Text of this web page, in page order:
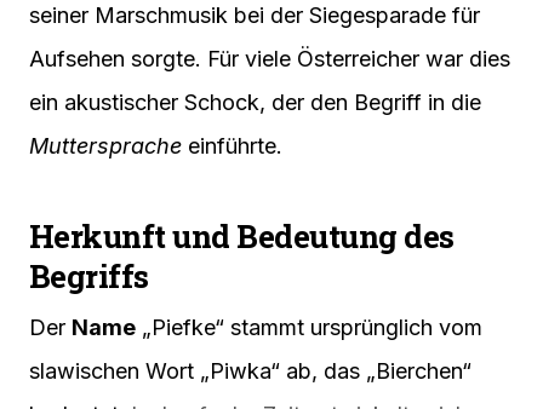
seiner Marschmusik bei der Siegesparade für
Aufsehen sorgte. Für viele Österreicher war dies
ein akustischer Schock, der den Begriff in die
Muttersprache einführte.
Herkunft und Bedeutung des
Begriffs
Der Name „Piefke“ stammt ursprünglich vom
slawischen Wort „Piwka“ ab, das „Bierchen“